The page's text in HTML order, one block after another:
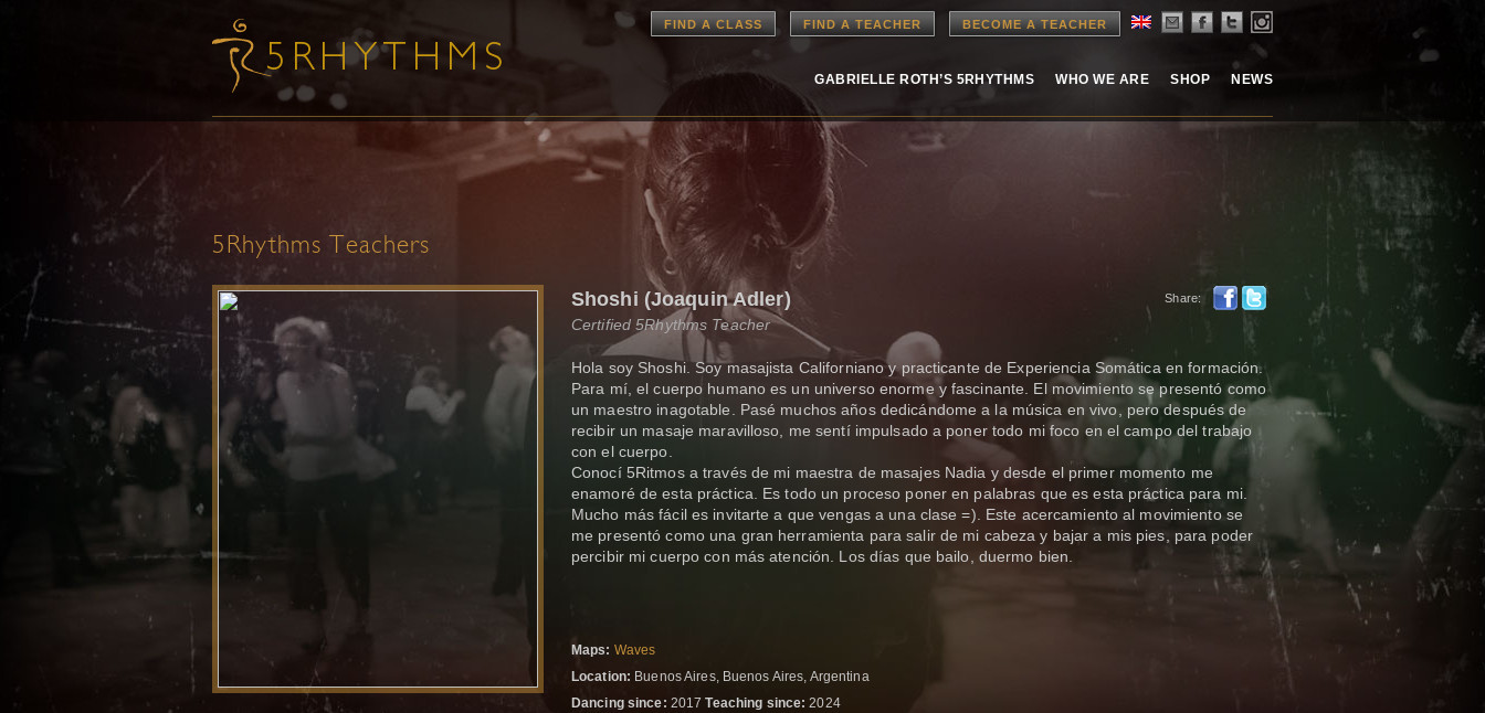
FIND A CLASS FIND A TEACHER BECOME A TEACHER
GABRIELLE ROTH’S 5RHYTHMS WHO WE ARE SHOP NEWS
5Rhythms Teachers
Share:
Shoshi (Joaquin Adler)
Certified 5Rhythms Teacher
Hola soy Shoshi. Soy masajista Californiano y practicante de Experiencia Somática en formación.
Para mí, el cuerpo humano es un universo enorme y fascinante. El movimiento se presentó como
un maestro inagotable. Pasé muchos años dedicándome a la música en vivo, pero después de
recibir un masaje maravilloso, me sentí impulsado a poner todo mi foco en el campo del trabajo
con el cuerpo.
Conocí 5Ritmos a través de mi maestra de masajes Nadia y desde el primer momento me
enamoré de esta práctica. Es todo un proceso poner en palabras que es esta práctica para mi.
Mucho más fácil es invitarte a que vengas a una clase =). Este acercamiento al movimiento se
me presentó como una gran herramienta para salir de mi cabeza y bajar a mis pies, para poder
percibir mi cuerpo con más atención. Los días que bailo, duermo bien.
Maps: Waves
Location: Buenos Aires, Buenos Aires, Argentina
Dancing since: 2017Teaching since: 2024